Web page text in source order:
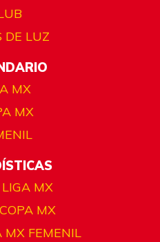
DE LUZ
MX
MX
MX
MX
MX FEMENIL